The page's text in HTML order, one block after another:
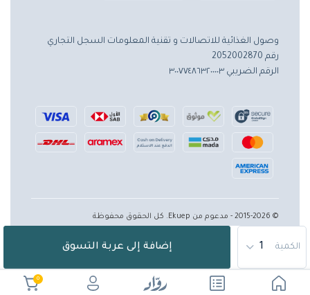
0
الكمية إضافة إلى عربة التسوق
وصول الغذائية للاتصالات و تقنية المعلومات السجل التجاري
رقم 2052002870
الرقم الضريبي ٣٠٠٧٧٤٨٦٣٢٠٠٠٠٣
© 2015-2026 - مدعوم من Ekuep. كل الحقوق محفوظة